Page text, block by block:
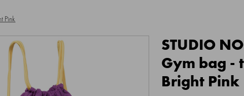
Pink
STUDIO
Gym bag -
Bright Pink